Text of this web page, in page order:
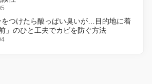
をつけたら酸っぱい臭いが…目的地に着
」のひと工夫でカビを防ぐ方法